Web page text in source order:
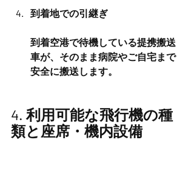
到着地での引継ぎ
到着空港で待機している提携搬送
車が、そのまま病院やご自宅まで
安全に搬送します。
4. 利用可能な飛行機の種
類と座席・機内設備